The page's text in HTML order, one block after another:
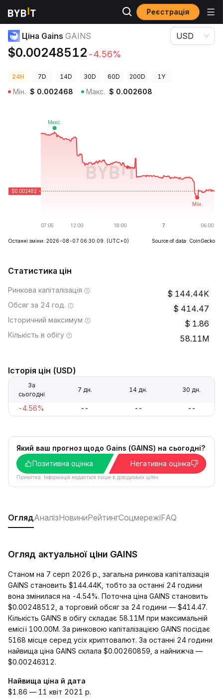
Реєстрація
Ціни криптовалют
Ціна Gains GAINS
$0.00248512 -4.56%
USD
24H 7D 14D 30D 60D 200D 1Y
Мін. $ 0.002468 Макс. $ 0.002608
Останні зміни: 2026-08-07 06:30:09. (UTC+0) Source of data: CoinGecko
Статистика цін
Ринкова капіталізація 144.44K
Обсяг за 24 год. 414.47
Історичний максимум 1.86
Кількість в обігу 58.11M
Історія цін (USD)
За
сьогодні
7 дн. 14 дн. 30 дн.
-4.56% -- -- --
Який ваш прогноз щодо Gains (GAINS) на сьогодні?
Позитивна оцінка
Негативна оцінка
Примітка. Інформація надається лише в довідкових цілях.
ОглядАналізНовиниРейтингСоцмережіFAQ
Огляд актуальної ціни GAINS
Станом на 7 серп 2026 р., загальна ринкова капіталізація
GAINS становить $144.44K, тобто за останні 24 години
вона змінилася на -4.54%. Поточна ціна GAINS становить
$0.00248512, а торговий обсяг за 24 години — $414.47.
Кількість GAINS в обігу складає 58.11M при максимальній
емісії 100.00M. За ринковою капіталізацією GAINS посідає
5168 місце серед усіх криптовалют. За останні 24 години
найвища ціна GAINS склала $0.00260859, а найнижча —
$0.00246312.
Найвища ціна й дата
$1.86 — 11 квіт 2021 р.